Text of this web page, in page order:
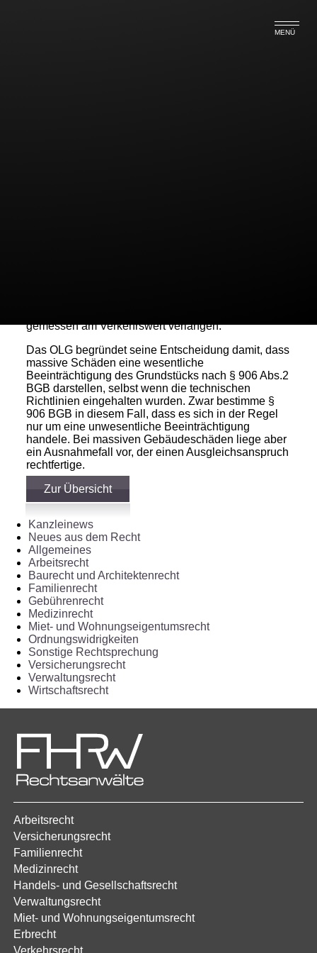
MENÜ
gemessen am Verkehrswert verlangen.
Das OLG begründet seine Entscheidung damit, dass
massive Schäden eine wesentliche
Beeinträchtigung des Grundstücks nach § 906 Abs.2
BGB darstellen, selbst wenn die technischen
Richtlinien eingehalten wurden. Zwar bestimme §
906 BGB in diesem Fall, dass es sich in der Regel
nur um eine unwesentliche Beeinträchtigung
handele. Bei massiven Gebäudeschäden liege aber
ein Ausnahmefall vor, der einen Ausgleichsanspruch
rechtfertige.
Zur Übersicht
Kanzleinews
Neues aus dem Recht
Allgemeines
Arbeitsrecht
Baurecht und Architektenrecht
Familienrecht
Gebührenrecht
Medizinrecht
Miet- und Wohnungseigentumsrecht
Ordnungswidrigkeiten
Sonstige Rechtsprechung
Versicherungsrecht
Verwaltungsrecht
Wirtschaftsrecht
Arbeitsrecht
Versicherungsrecht
Familienrecht
Medizinrecht
Handels- und Gesellschaftsrecht
Verwaltungsrecht
Miet- und Wohnungseigentumsrecht
Erbrecht